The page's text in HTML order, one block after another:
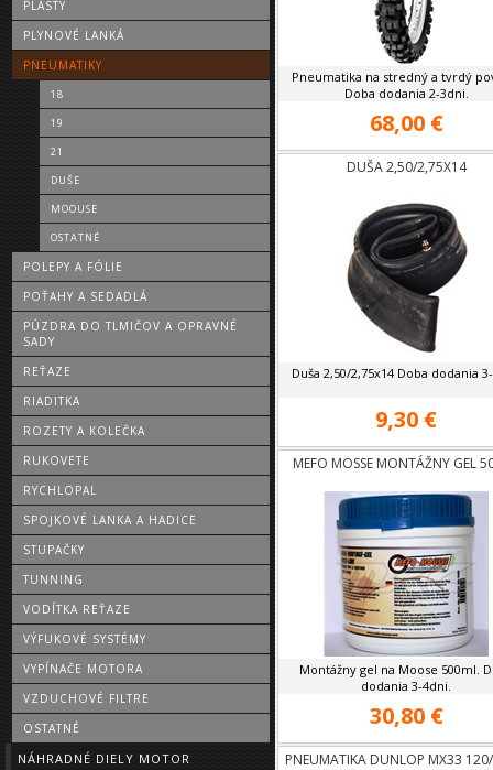
PLASTY
PLYNOVÉ LANKÁ
PNEUMATIKY
18
19
21
DUŠE
MOOUSE
OSTATNÉ
POLEPY A FÓLIE
POŤAHY A SEDADLÁ
PÚZDRA DO TLMIČOV A OPRAVNÉ
SADY
REŤAZE
RIADITKA
ROZETY A KOLEČKA
RUKOVETE
RYCHLOPAL
SPOJKOVÉ LANKA A HADICE
STUPAČKY
TUNNING
VODÍTKA REŤAZE
VÝFUKOVÉ SYSTÉMY
VYPÍNAČE MOTORA
VZDUCHOVÉ FILTRE
OSTATNÉ
NÁHRADNÉ DIELY MOTOR
Pneumatika na stredný a tvrdý
Doba dodania 2-3dni.
68,00 €
DUŠA 2,50/2,75X14
Duša 2,50/2,75x14 Doba dodania
9,30 €
MEFO MOSSE MONTÁŽNY GEL
Montážny gel na Moose 500ml.
dodania 3-4dni.
30,80 €
PNEUMATIKA DUNLOP MX33